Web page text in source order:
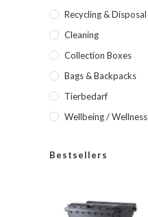
Recycling & Disposal
Cleaning
Collection Boxes
Bags & Backpacks
Tierbedarf
Wellbeing / Wellness
Bestsellers